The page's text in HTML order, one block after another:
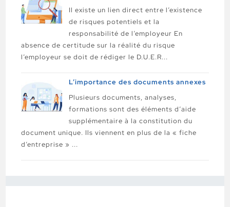
Il existe un lien direct entre l’existence
de risques potentiels et la
responsabilité de l’employeur En
absence de certitude sur la réalité du risque
l’employeur se doit de rédiger le D.U.E.R...
L’importance des documents annexes
Plusieurs documents, analyses,
formations sont des éléments d’aide
supplémentaire à la constitution du
document unique. Ils viennent en plus de la « fiche
d’entreprise » ...